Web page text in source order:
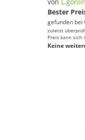
Bester
gefunden bei
zuletzt
Preis kann sich
Keine